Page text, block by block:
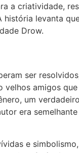
a criatividade,
levanta
Drow.
ser
amigos
um
era
e